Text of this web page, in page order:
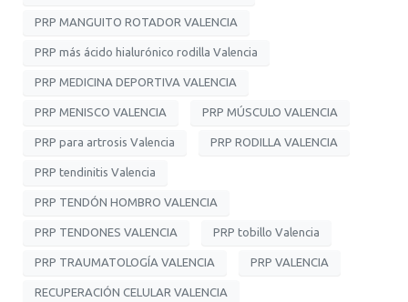
PRP MANGUITO ROTADOR VALENCIA
PRP más ácido hialurónico rodilla Valencia
PRP MEDICINA DEPORTIVA VALENCIA
PRP MENISCO VALENCIA PRP MÚSCULO VALENCIA
PRP para artrosis Valencia PRP RODILLA VALENCIA
PRP tendinitis Valencia
PRP TENDÓN HOMBRO VALENCIA
PRP TENDONES VALENCIA PRP tobillo Valencia
PRP TRAUMATOLOGÍA VALENCIA PRP VALENCIA
RECUPERACIÓN CELULAR VALENCIA